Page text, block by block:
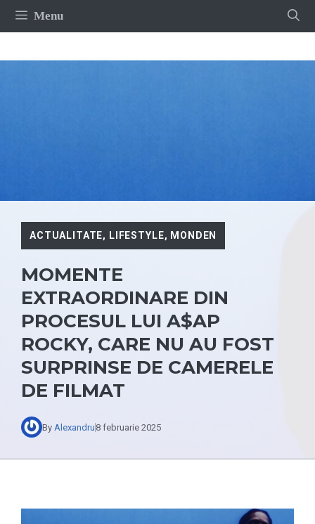
Sari
Menu
ACTUALITATE, LIFESTYLE, MONDEN
MOMENTE
EXTRAORDINARE DIN
PROCESUL LUI A$AP
ROCKY, CARE NU AU FOST
SURPRINSE DE CAMERELE
DE FILMAT
By Alexandru 8 februarie 2025